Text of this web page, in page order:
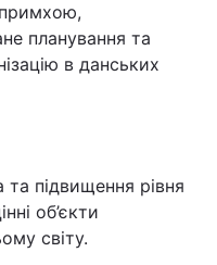
планування та
в данських
підвищення рівня
об’єкти
світу.